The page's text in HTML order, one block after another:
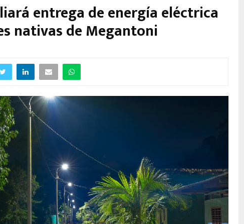
entrega de energía eléctrica
nativas de Megantoni